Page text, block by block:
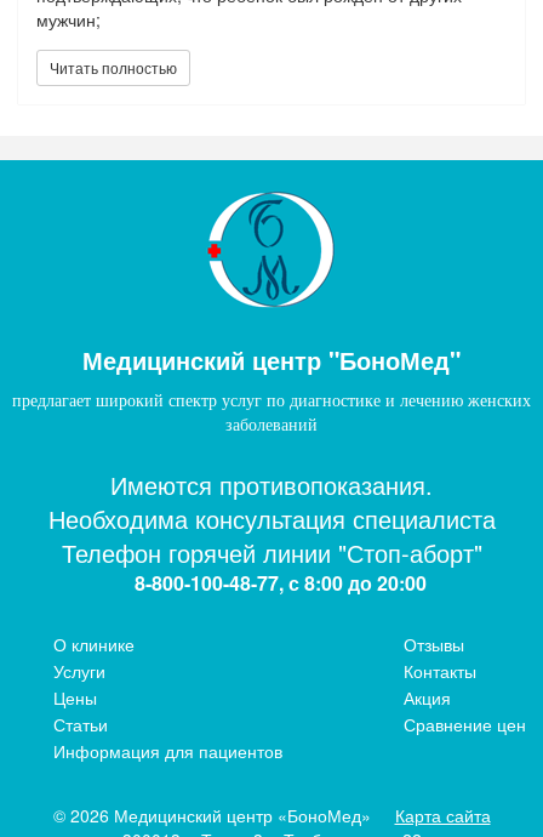
мужчин;
если сожители, являющиеся родителями подали общее
заявление в ЗАГС.
Для установления отцовства без ДНК анализа используют:
2- внешнее сходство;
3-вычисление даты возможного зачатия.
Если эти исследования не становятся достаточно
убедительными , можно провести в нашем центре
«БоноМед» бесплатную консультацию.
Читать полностью
Медицинский центр "БоноМед"
предлагает широкий спектр услуг по диагностике и лечению женских
заболеваний
Имеются противопоказания.
Необходима консультация специалиста
Телефон горячей линии "Стоп-аборт"
8-800-100-48-77, с 8:00 до 20:00
О клинике
Услуги
Цены
Статьи
Информация для пациентов
Отзывы
Контакты
Акция
Сравнение цен
© 2026 Медицинский центр «БоноМед»
Карта сайта